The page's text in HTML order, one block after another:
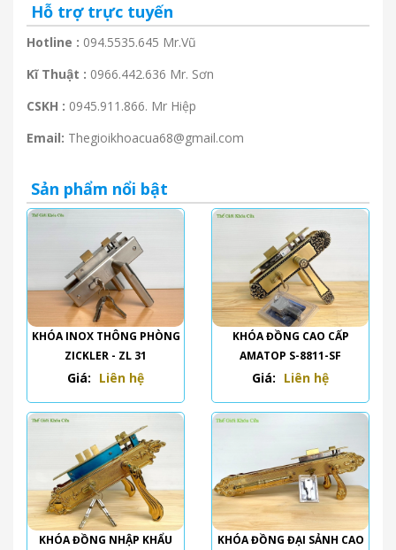
Hỗ trợ trực tuyến
Hotline : 094.5535.645 Mr.Vũ
Kĩ Thuật : 0966.442.636 Mr. Sơn
CSKH : 0945.911.866. Mr Hiệp
Email: Thegioikhoacua68@gmail.com
Sản phẩm nổi bật
KHÓA INOX THÔNG PHÒNG
ZICKLER - ZL 31
Giá: Liên hệ
KHÓA ĐỒNG CAO CẤP
AMATOP S-8811-SF
Giá: Liên hệ
KHÓA ĐỒNG NHẬP KHẨU
KHÓA ĐỒNG ĐẠI SẢNH CAO